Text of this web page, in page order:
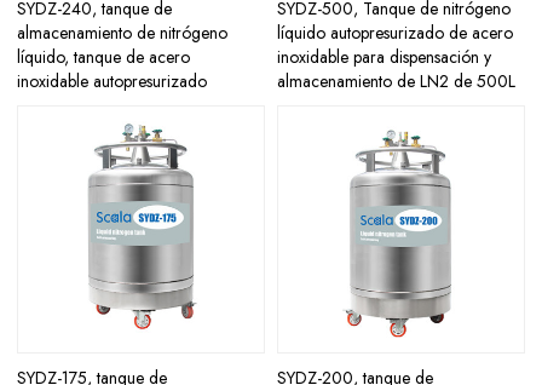
SYDZ-240, tanque de
almacenamiento de nitrógeno
líquido, tanque de acero
inoxidable autopresurizado
SYDZ-500, Tanque de nitrógeno
líquido autopresurizado de acero
inoxidable para dispensación y
almacenamiento de LN2 de 500L
SYDZ-175, tanque de
SYDZ-200, tanque de